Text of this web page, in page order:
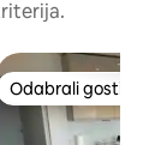
gosti”
Odabrali gosti
Odabrali gosti